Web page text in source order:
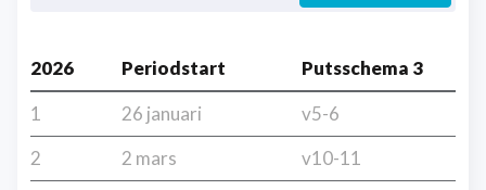
2026 Periodstart
Putsschema 3
1
26 januari
v5-6
2
2 mars
v10-11